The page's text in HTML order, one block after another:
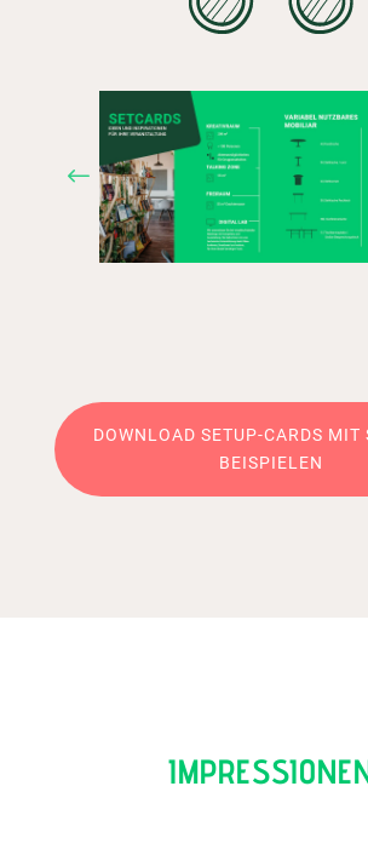
DOWNLOAD SETUP-CARDS MIT
BEISPIELEN